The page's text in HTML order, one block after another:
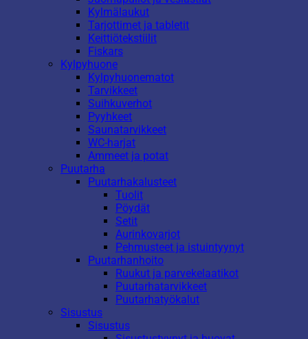
Kylmälaukut
Tarjottimet ja tabletit
Keittiötekstiilit
Fiskars
Kylpyhuone
Kylpyhuonematot
Tarvikkeet
Suihkuverhot
Pyyhkeet
Saunatarvikkeet
WC-harjat
Ammeet ja potat
Puutarha
Puutarhakalusteet
Tuolit
Pöydät
Setit
Aurinkovarjot
Pehmusteet ja istuintyynyt
Puutarhanhoito
Ruukut ja parvekelaatikot
Puutarhatarvikkeet
Puutarhatyökalut
Sisustus
Sisustus